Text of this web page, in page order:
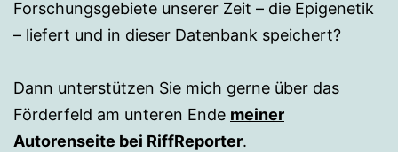
Forschungsgebiete unserer Zeit – die Epigenetik
– liefert und in dieser Datenbank speichert?
Dann unterstützen Sie mich gerne über das
Förderfeld am unteren Ende meiner
Autorenseite bei RiffReporter.